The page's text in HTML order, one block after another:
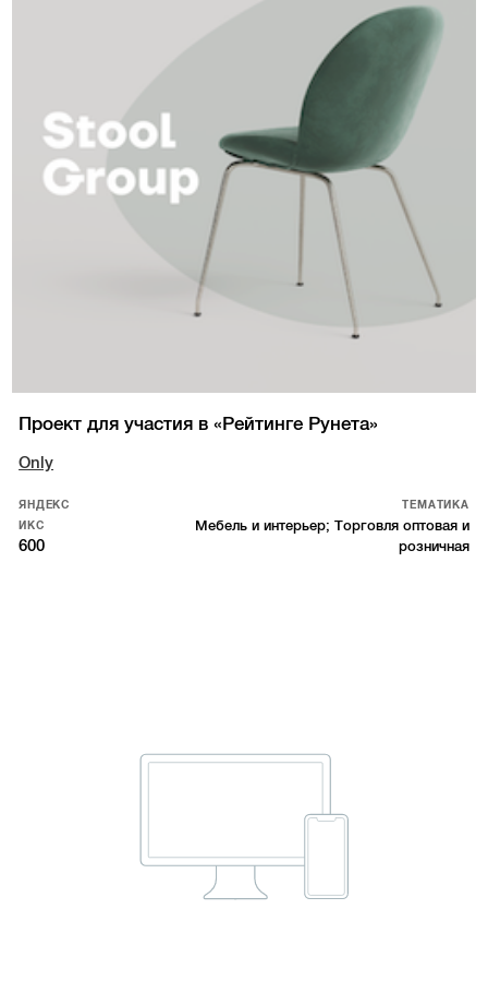
Проект для участия в «Рейтинге Рунета»
Only
ЯНДЕКС
ИКС
600
ТЕМАТИКА
Мебель и интерьер; Торговля оптовая и
розничная